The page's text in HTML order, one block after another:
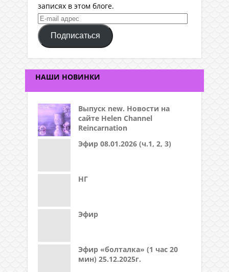
записях в этом блоге.
E-
mail
адрес
Подписаться
НАШИ НОВИНКИ
Выпуск new. Новости на
сайте Helen Channel
Reincarnation
Эфир 08.01.2026 (ч.1, 2, 3)
НГ
Эфир
Эфир «болталка» (1 час 20
мин) 25.12.2025г.